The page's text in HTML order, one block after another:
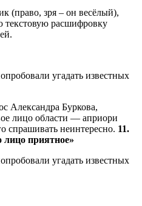
(право, зря – он весёлый),
расшифровку
Александра Буркова,
лицо области — априори
спрашивать неинтересно. 11.
приятное»